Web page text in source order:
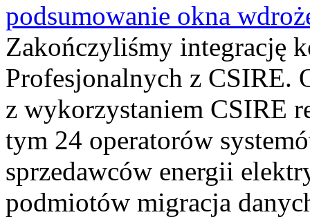
podsumowanie okna
Zakończyliśmy integrację
Profesjonalnych z CSIRE.
z wykorzystaniem CSIRE
tym 24 operatorów
sprzedawców energii
podmiotów migracja